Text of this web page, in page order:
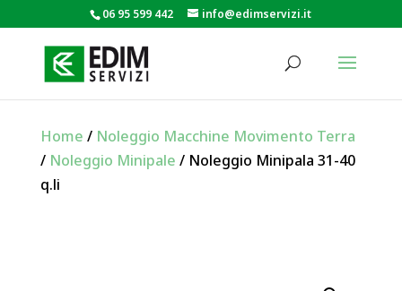
06 95 599 442 info@edimservizi.it
Home / Noleggio Macchine Movimento Terra
/ Noleggio Minipale / Noleggio Minipala 31-40
q.li